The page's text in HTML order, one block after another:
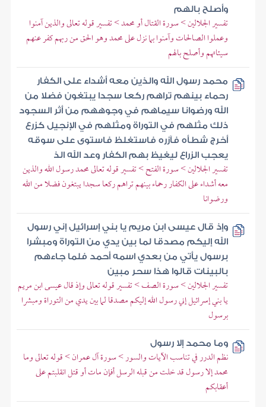
وأصلح بالهم
تفسير الجلالين > سورة القتال أو محمد > تفسير قوله تعالى والذين آمنوا
وعملوا الصالحات وآمنوا بما نزل على محمد وهو الحق من ربهم كفر عنهم
سيئاتهم وأصلح بالهم
محمد رسول الله والذين معه أشداء على الكفار
رحماء بينهم تراهم ركعا سجدا يبتغون فضلا من
الله ورضوانا سيماهم في وجوههم من أثر السجود
ذلك مثلهم في التوراة ومثلهم في الإنجيل كزرع
أخرج شطأه فآزره فاستغلظ فاستوى على سوقه
يعجب الزراع ليغيظ بهم الكفار وعد الله الذ
تفسير الجلالين > سورة الفتح > تفسير قوله تعالى محمد رسول الله والذين
معه أشداء على الكفار رحماء بينهم تراهم ركعا سجدا يبتغون فضلا من الله
ورضوانا
وإذ قال عيسى ابن مريم يا بني إسرائيل إني رسول
الله إليكم مصدقا لما بين يدي من التوراة ومبشرا
برسول يأتي من بعدي اسمه أحمد فلما جاءهم
بالبينات قالوا هذا سحر مبين
تفسير الجلالين > سورة الصف > تفسير قوله تعالى وإذ قال عيسى ابن مريم
يا بني إسرائيل إني رسول الله إليكم مصدقا لما بين يدي من التوراة ومبشرا
برسول
وما محمد إلا رسول
نظم الدرر في تناسب الآيات والسور > سورة آل عمران > قوله تعالى وما
محمد إلا رسول قد خلت من قبله الرسل أفإن مات أو قتل انقلبتم على
أعقابكم